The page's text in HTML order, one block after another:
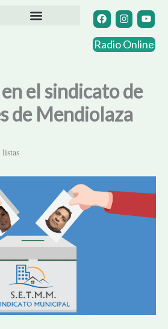
F
a
c
e
b
I
n
s
t
a
m
Y
o
u
t
u
Radio Online
el sindicato de
de Mendiolaza